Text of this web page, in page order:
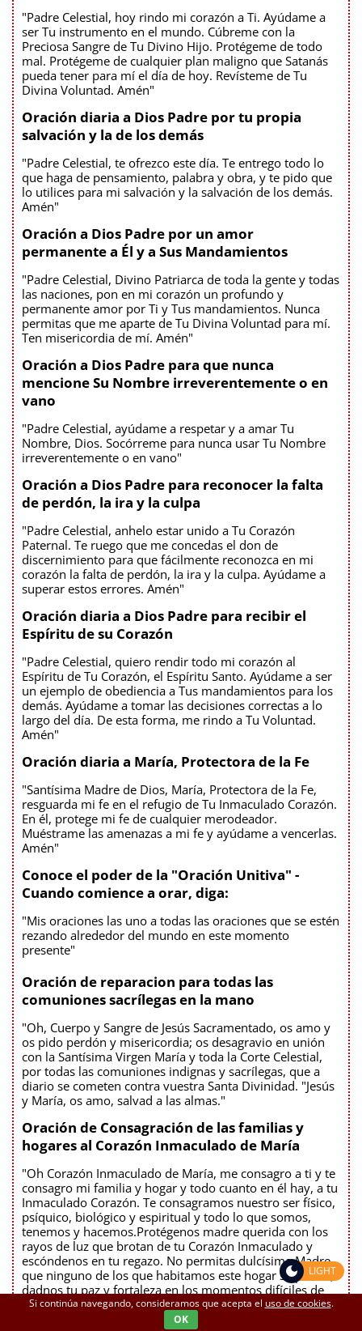
"Padre Celestial, hoy rindo mi corazón a Ti. Ayúdame a
ser Tu instrumento en el mundo. Cúbreme con la
Preciosa Sangre de Tu Divino Hijo. Protégeme de todo
mal. Protégeme de cualquier plan maligno que Satanás
pueda tener para mí el día de hoy. Revísteme de Tu
Divina Voluntad. Amén"
Oración diaria a Dios Padre por tu propia
salvación y la de los demás
"Padre Celestial, te ofrezco este día. Te entrego todo lo
que haga de pensamiento, palabra y obra, y te pido que
lo utilices para mi salvación y la salvación de los demás.
Amén"
Oración a Dios Padre por un amor
permanente a Él y a Sus Mandamientos
"Padre Celestial, Divino Patriarca de toda la gente y todas
las naciones, pon en mi corazón un profundo y
permanente amor por Ti y Tus mandamientos. Nunca
permitas que me aparte de Tu Divina Voluntad para mí.
Ten misericordia de mí. Amén"
Oración a Dios Padre para que nunca
mencione Su Nombre irreverentemente o en
vano
"Padre Celestial, ayúdame a respetar y a amar Tu
Nombre, Dios. Socórreme para nunca usar Tu Nombre
irreverentemente o en vano"
Oración a Dios Padre para reconocer la falta
de perdón, la ira y la culpa
"Padre Celestial, anhelo estar unido a Tu Corazón
Paternal. Te ruego que me concedas el don de
discernimiento para que fácilmente reconozca en mi
corazón la falta de perdón, la ira y la culpa. Ayúdame a
superar estos errores. Amén"
Oración diaria a Dios Padre para recibir el
Espíritu de su Corazón
"Padre Celestial, quiero rendir todo mi corazón al
Espíritu de Tu Corazón, el Espíritu Santo. Ayúdame a ser
un ejemplo de obediencia a Tus mandamientos para los
demás. Ayúdame a tomar las decisiones correctas a lo
largo del día. De esta forma, me rindo a Tu Voluntad.
Amén"
Oración diaria a María, Protectora de la Fe
"Santísima Madre de Dios, María, Protectora de la Fe,
resguarda mi fe en el refugio de Tu Inmaculado Corazón.
En él, protege mi fe de cualquier merodeador.
Muéstrame las amenazas a mi fe y ayúdame a vencerlas.
Amén"
Conoce el poder de la "Oración Unitiva" -
Cuando comience a orar, diga:
"Mis oraciones las uno a todas las oraciones que se estén
rezando alrededor del mundo en este momento
presente"
Oración de reparacion para todas las
comuniones sacrílegas en la mano
"Oh, Cuerpo y Sangre de Jesús Sacramentado, os amo y
os pido perdón y misericordia; os desagravio en unión
con la Santísima Virgen María y toda la Corte Celestial,
por todas las comuniones indignas y sacrílegas, que a
diario se cometen contra vuestra Santa Divinidad. "Jesús
y María, os amo, salvad a las almas."
Oración de Consagración de las familias y
hogares al Corazón Inmaculado de María
"Oh Corazón Inmaculado de María, me consagro a ti y te
consagro mi familia y hogar y todo cuanto en él hay, a tu
Inmaculado Corazón. Te consagramos nuestro ser físico,
psíquico, biológico y espiritual y todo lo que somos,
tenemos y hacemos.Protégenos madre querida con los
rayos de luz que brotan de tu Corazón Inmaculado y
escóndenos en tu regazo. No permitas dulcísima Madre,
que ninguno de los que habitamos este hogar se pierda;
dadnos tu paz y fortaleza en los momentos difíciles de
nuestra prueba. Que nuestra fe en Dios y confianza en ti,
oh dulcísima Madre, sea el pasaporte que nos lleve
Si continúa navegando, consideramos que acepta el uso de cookies.
OK
LIGHT